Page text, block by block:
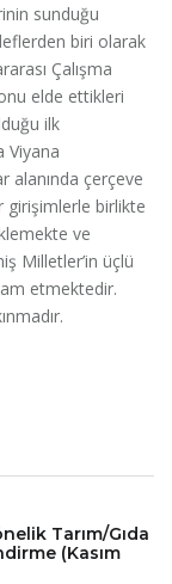
Tarım/Gıda
(Kasım
sunduğu
biri olarak
Çalışma
elde ettikleri
ilk
Viyana
alanında çerçeve
girişimlerle birlikte
ve
Milletler’in üçlü
etmektedir.